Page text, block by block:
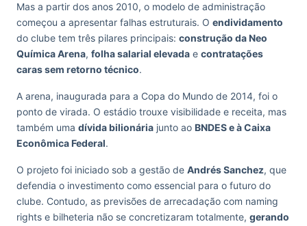
Mas a partir dos anos 2010, o modelo de administração
começou a apresentar falhas estruturais. O endividamento
do clube tem três pilares principais: construção da Neo
Química Arena, folha salarial elevada e contratações
caras sem retorno técnico.
A arena, inaugurada para a Copa do Mundo de 2014, foi o
ponto de virada. O estádio trouxe visibilidade e receita, mas
também uma dívida bilionária junto ao BNDES e à Caixa
Econômica Federal.
O projeto foi iniciado sob a gestão de Andrés Sanchez, que
defendia o investimento como essencial para o futuro do
clube. Contudo, as previsões de arrecadação com naming
rights e bilheteria não se concretizaram totalmente, gerando